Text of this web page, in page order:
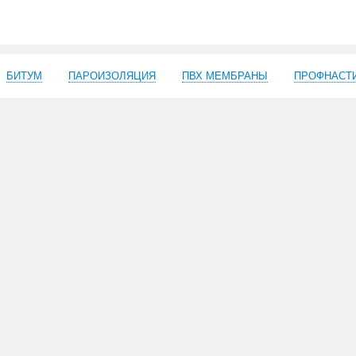
БИТУМ ПАРОИЗОЛЯЦИЯ ПВХ МЕМБРАНЫ